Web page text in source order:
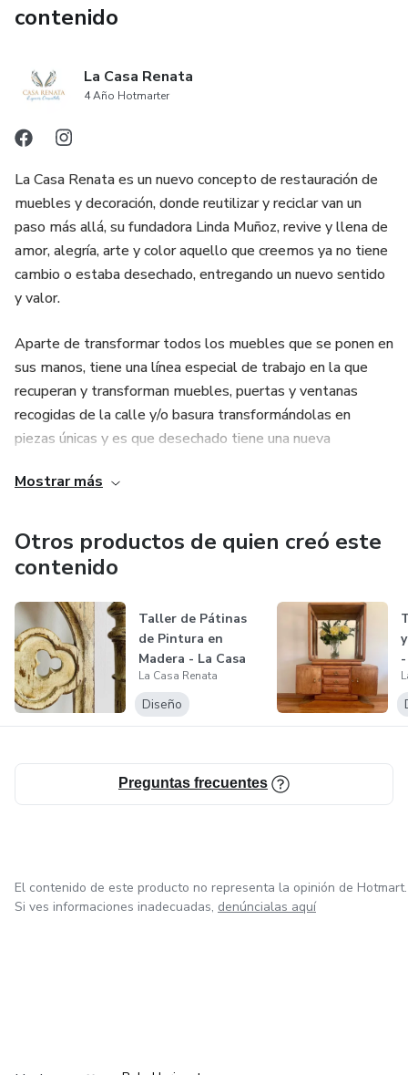
contenido
La Casa Renata
4 Año Hotmarter
La Casa Renata es un nuevo concepto de restauración de
muebles y decoración, donde reutilizar y reciclar van un
paso más allá, su fundadora Linda Muñoz, revive y llena de
amor, alegría, arte y color aquello que creemos ya no tiene
cambio o estaba desechado, entregando un nuevo sentido
y valor.
Aparte de transformar todos los muebles que se ponen en
sus manos, tiene una línea especial de trabajo en la que
recuperan y transforman muebles, puertas y ventanas
recogidas de la calle y/o basura transformándolas en
piezas únicas y es que desechado tiene una nueva
Mostrar más
Otros productos de quien creó este
contenido
Taller de Pátinas
de Pintura en
Madera - La Casa
Renata
La Casa Renata
Diseño
Preguntas frecuentes
El contenido de este producto no representa la opinión de Hotmart.
Si ves informaciones inadecuadas, denúncialas aquí